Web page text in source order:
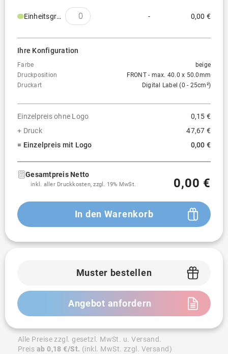
Einheitsgröße - 0,00 €
Ihre Konfiguration
Farbe
beige
Druckposition
FRONT - max. 40.0 x 50.0mm
Druckart
Digital Label (0 - 25cm²)
Einzelpreis ohne Logo
0,15 €
+ Druck
47,67 €
= Einzelpreis mit Logo
0,00 €
Gesamtpreis Netto
inkl. aller Druckkosten, zzgl. 19% MwSt. 0,00 €
In den Warenkorb
Muster bestellen
Angebot anfordern
Alle Preise zzgl. gesetzl. MwSt. u. Versand.
Preis ab 0,18 €/St. (inkl. MwSt. zzgl. Versand)